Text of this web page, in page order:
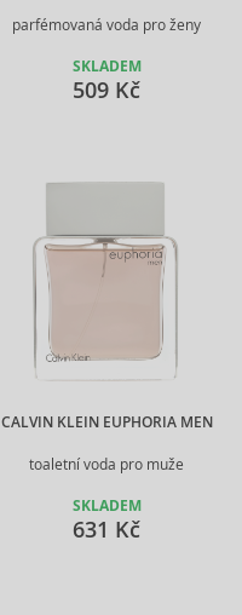
parfémovaná voda pro ženy
SKLADEM
509 Kč
CALVIN KLEIN EUPHORIA MEN
toaletní voda pro muže
SKLADEM
631 Kč